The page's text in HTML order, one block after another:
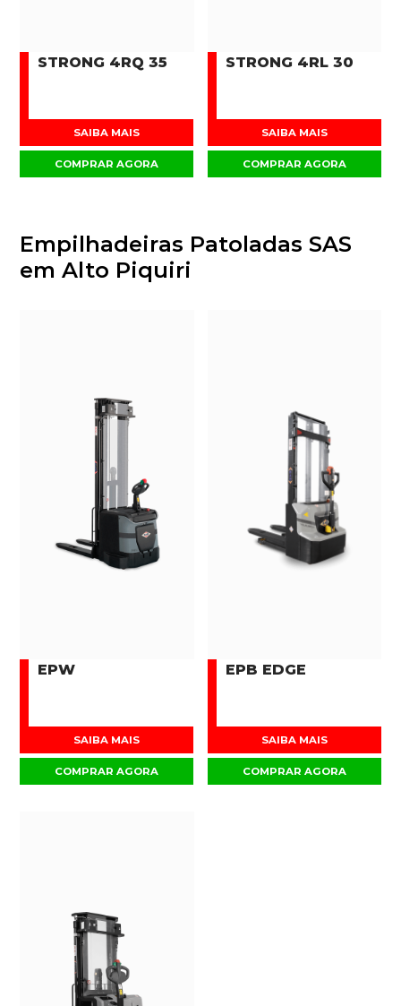
STRONG 4RQ 35
SAIBA MAIS
COMPRAR AGORA
STRONG 4RL 30
SAIBA MAIS
COMPRAR AGORA
Empilhadeiras Patoladas SAS
em Alto Piquiri
EPW
SAIBA MAIS
COMPRAR AGORA
EPB EDGE
SAIBA MAIS
COMPRAR AGORA